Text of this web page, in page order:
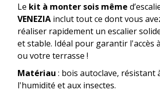
Le kit à monter sois même
VENEZIA inclut tout ce dont vous
réaliser rapidement un escalier
et stable. Idéal pour garantir l'accès
ou votre terrasse !
Matériau : bois autoclave, résistant
l'humidité et aux insectes.